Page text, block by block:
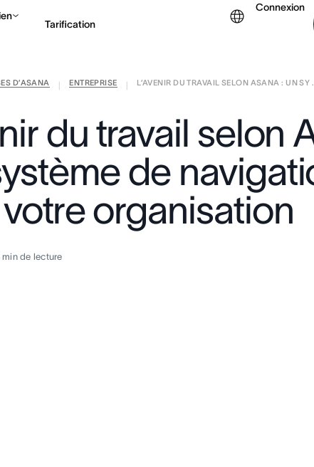
Tarification
Connexion
Contacter le service
D’ASANA ENTREPRISE
L’AVENIR DU TRAVAIL SELON ASANA : UN SY
du travail selon
de
organisation
min de lecture